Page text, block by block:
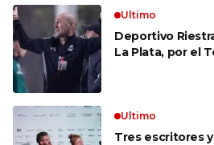
Ultimo
Deportivo
La Plata, por el
Ultimo
Tres escritores